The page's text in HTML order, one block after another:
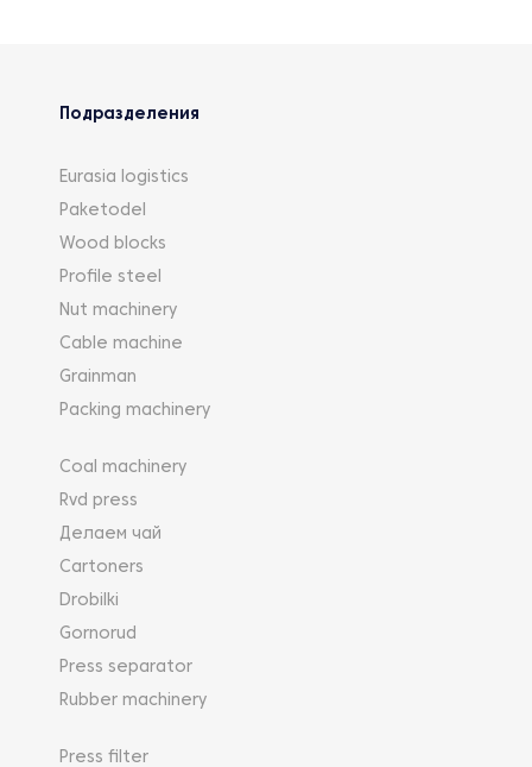
Подразделения
Eurasia logistics
Paketodel
Wood blocks
Profile steel
Nut machinery
Cable machine
Grainman
Packing machinery
Coal machinery
Rvd press
Делаем чай
Cartoners
Drobilki
Gornorud
Press separator
Rubber machinery
Press filter